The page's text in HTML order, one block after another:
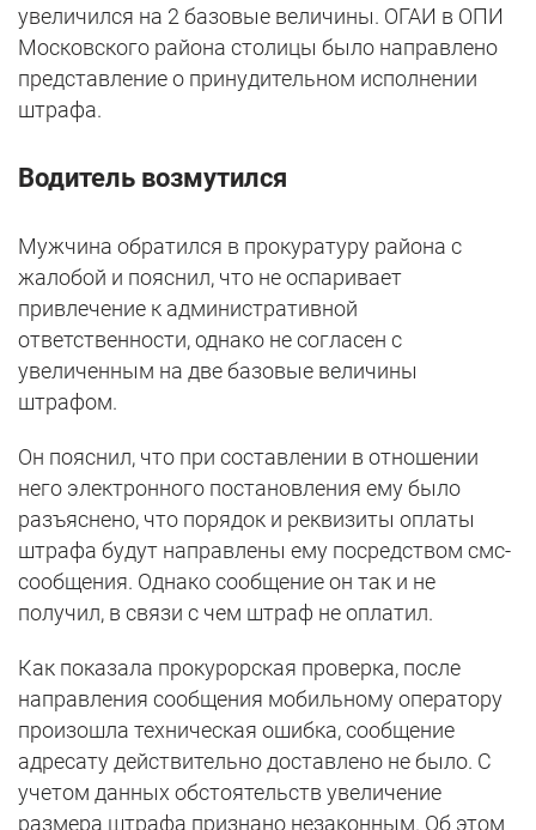
увеличился на 2 базовые величины. ОГАИ в ОПИ
Московского района столицы было направлено
представление о принудительном исполнении
штрафа.
Водитель возмутился
Мужчина обратился в прокуратуру района с
жалобой и пояснил, что не оспаривает
привлечение к административной
ответственности, однако не согласен с
увеличенным на две базовые величины
штрафом.
Он пояснил, что при составлении в отношении
него электронного постановления ему было
разъяснено, что порядок и реквизиты оплаты
штрафа будут направлены ему посредством смс-
сообщения. Однако сообщение он так и не
получил, в связи с чем штраф не оплатил.
Как показала прокурорская проверка, после
направления сообщения мобильному оператору
произошла техническая ошибка, сообщение
адресату действительно доставлено не было. С
учетом данных обстоятельств увеличение
размера штрафа признано незаконным. Об этом